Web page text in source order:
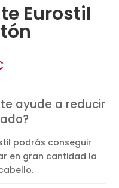
Eurostil
ayude a reducir
podrás conseguir
en gran cantidad la